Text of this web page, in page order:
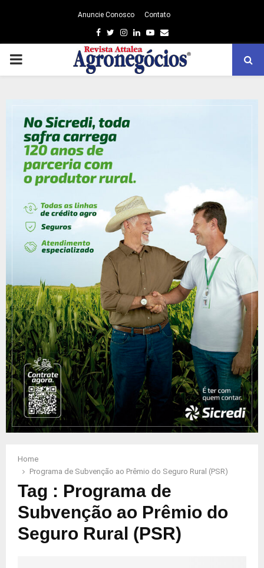
Anuncie Conosco Contato
Facebook
TwitterInstagram
LinkedinYoutube
Email
PRIMARY
Home
Programa de Subvenção ao Prêmio do Seguro Rural (PSR)
Tag : Programa de
Subvenção ao Prêmio do
Seguro Rural (PSR)